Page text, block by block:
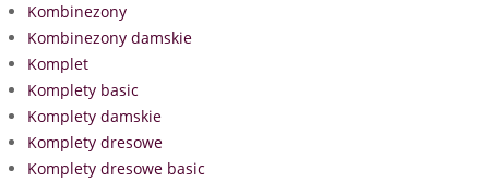
Kombinezony
Kombinezony damskie
Komplet
Komplety basic
Komplety damskie
Komplety dresowe
Komplety dresowe basic